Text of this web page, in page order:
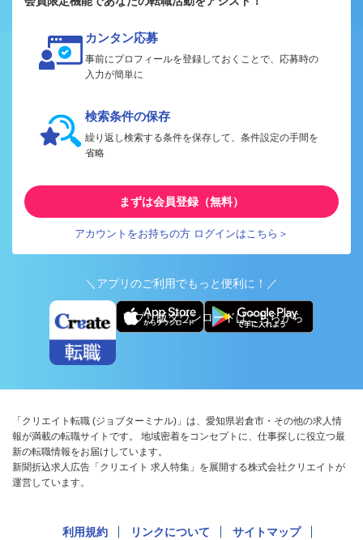
カンタン応募
事前にプロフィールを登録しておくことで、応募時の
入力が簡単に
検索条件の保存
繰り返し検索する条件を保存して、条件設定の手間を
省略
まずは会員登録（無料）
アカウントをお持ちの方 ログインはこちら＞
＼アプリのご利用でもっと便利に！／
アプリ版ダウンロードはこちらから
「クリエイト転職 (ジョブターミナル)」は、愛知県岩倉市・その他の求人情
報が満載の転職サイトです。 地域密着をコンセプトに、仕事探しに役立つ最
新の転職情報をお届けしています。
新聞折込求人広告「クリエイト 求人特集」を展開する株式会社クリエイトが
運営しています。
利用規約 リンクについて サイトマップ